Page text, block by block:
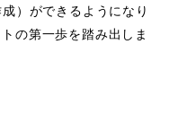
）ができるようになり
の第一歩を踏み出しま